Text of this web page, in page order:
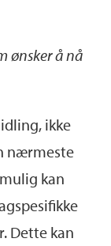
ønsker å nå
ikke
nærmeste
kan
Dette kan